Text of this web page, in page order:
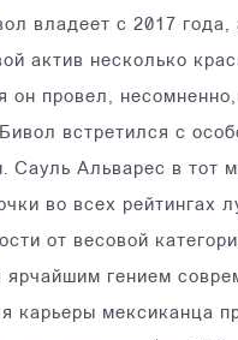
владеет с 2017 года,
актив несколько
он провел,
встретился с
Сауль Альварес в тот
во всех рейтингах
от весовой
ярчайшим гением
карьеры мексиканца